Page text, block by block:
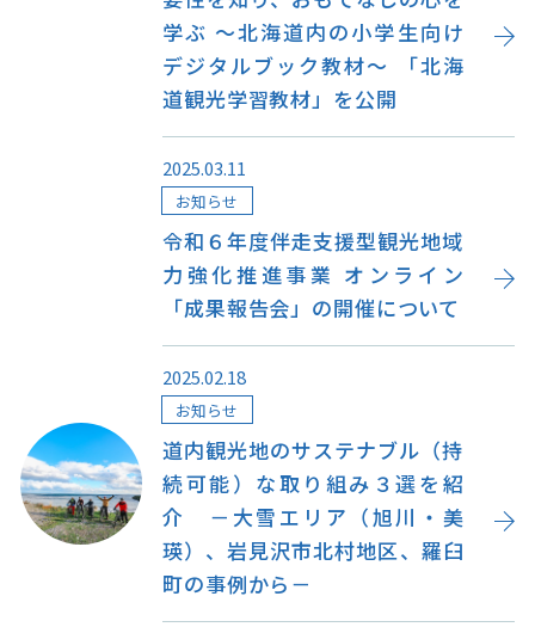
学ぶ ～北海道内の小学生向け
デジタルブック教材～ 「北海
道観光学習教材」を公開
令和６年度伴走支援型観光地域
力強化推進事業 オンライン
「成果報告会」の開催について
2025.03.11
お知らせ
道内観光地のサステナブル（持
続可能）な取り組み３選を紹
介 －大雪エリア（旭川・美
瑛）、岩見沢市北村地区、羅臼
町の事例から－
2025.02.18
お知らせ